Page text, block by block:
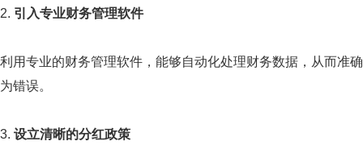
2. 引入专业财务管理软件
利用专业的财务管理软件，能够自动化处理财务数据，从而准
为错误。
3. 设立清晰的分红政策